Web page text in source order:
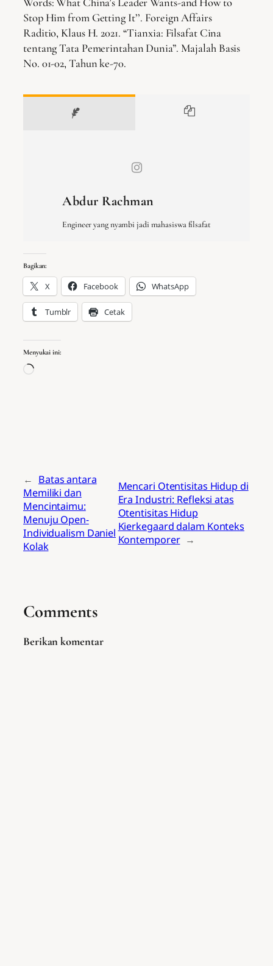
Stop Him from Getting It’’. Foreign Affairs
Raditio, Klaus H. 2021. “Tianxia: Filsafat Cina
tentang Tata Pemerintahan Dunia”. Majalah Basis
No. 01-02, Tahun ke-70.
Abdur Rachman
Engineer yang nyambi jadi mahasiswa filsafat
Bagikan:
X Facebook WhatsApp
Tumblr Cetak
Menyukai ini:
Memuat...
← Batas antara
Memiliki dan
Mencintaimu:
Menuju Open-
Individualism Daniel
Kolak
Mencari Otentisitas Hidup di
Era Industri: Refleksi atas
Otentisitas Hidup
Kierkegaard dalam Konteks
Kontemporer →
Comments
Berikan komentar